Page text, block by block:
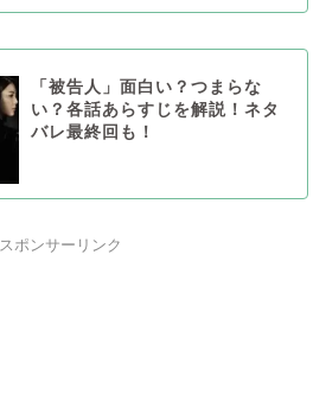
「被告人」面白い？つまらな
い？各話あらすじを解説！ネタ
バレ最終回も！
スポンサーリンク